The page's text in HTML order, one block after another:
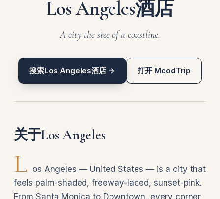
Los Angeles酒店
A city the size of a coastline.
搜索Los Angeles酒店 → 打开 MoodTrip
关于Los Angeles
L os Angeles — United States — is a city that
feels palm-shaded, freeway-laced, sunset-pink.
From Santa Monica to Downtown, every corner